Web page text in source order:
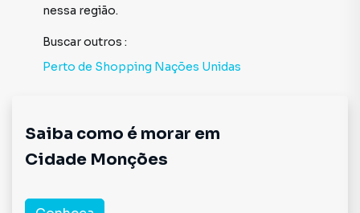
nessa região.
Buscar outros :
Perto de Shopping Nações Unidas
Saiba como é morar em
Cidade Monções